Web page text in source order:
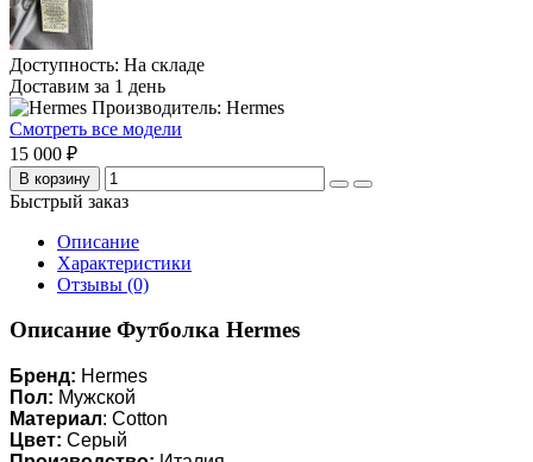
Доступность: На складе
Доставим за 1 день
Производитель: Hermes
Смотреть все модели
15 000 ₽
В корзину
Быстрый заказ
Описание
Отзывы (0)
Описание Футболка Hermes
Бренд: Hermes
Пол:
Мужской
Материал: Cotton
Цвет:Серый
Производство:Италия
Размерный ряд: 50-56